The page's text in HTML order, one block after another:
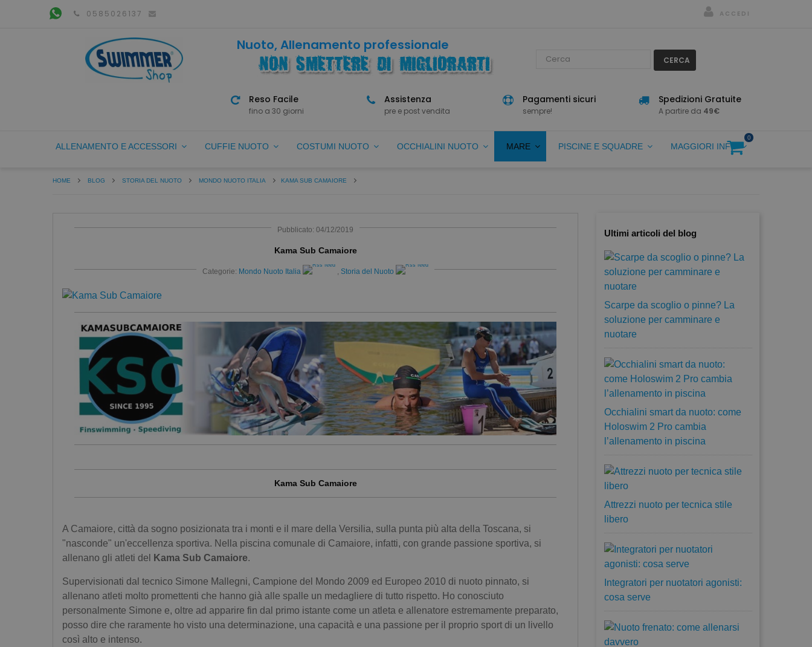
0585026137 ACCEDI
Nuoto, Allenamento professionale
CERCA
Reso Facile
fino a 30 giorni
Assistenza
pre e post vendita
Pagamenti sicuri
sempre!
Spedizioni Gratuite
A partire da 49€
ALLENAMENTO E ACCESSORI CUFFIE NUOTO COSTUMI NUOTO OCCHIALINI NUOTO MARE PISCINE E SQUADRE MAGGIORI INFO
0
HOME BLOG STORIA DEL NUOTO MONDO NUOTO ITALIA KAMA SUB CAMAIORE
Pubblicato: 04/12/2019
Kama Sub Camaiore
Categorie: Mondo Nuoto Italia , Storia del Nuoto
Kama Sub Camaiore
A Camaiore, città da sogno posizionata tra i monti e il mare della Versilia, sulla punta più alta della Toscana, si
"nasconde" un'eccellenza sportiva. Nella piscina comunale di Camaiore, infatti, con grande passione sportiva, si
allenano gli atleti del
Kama Sub Camaiore.
Supervisionati dal tecnico Simone Mallegni, Campione del Mondo 2009 ed Europeo 2010 di nuoto pinnato, si
allenano atleti molto promettenti che hanno già alle spalle un medagliere di tutto rispetto. Ho conosciuto
personalmente Simone e, oltre ad apparire fin dal primo istante come un atleta e allenatore estremamente preparato,
posso dire che raramente ho visto una determinazione, una capacità e una passione per il proprio sport di un livello
così alto e intenso.
Ultimi articoli del blog
Scarpe da scoglio o pinne? La
soluzione per camminare e
nuotare
Occhialini smart da nuoto: come
Holoswim 2 Pro cambia
l’allenamento in piscina
Attrezzi nuoto per tecnica stile
libero
Integratori per nuotatori agonisti:
cosa serve